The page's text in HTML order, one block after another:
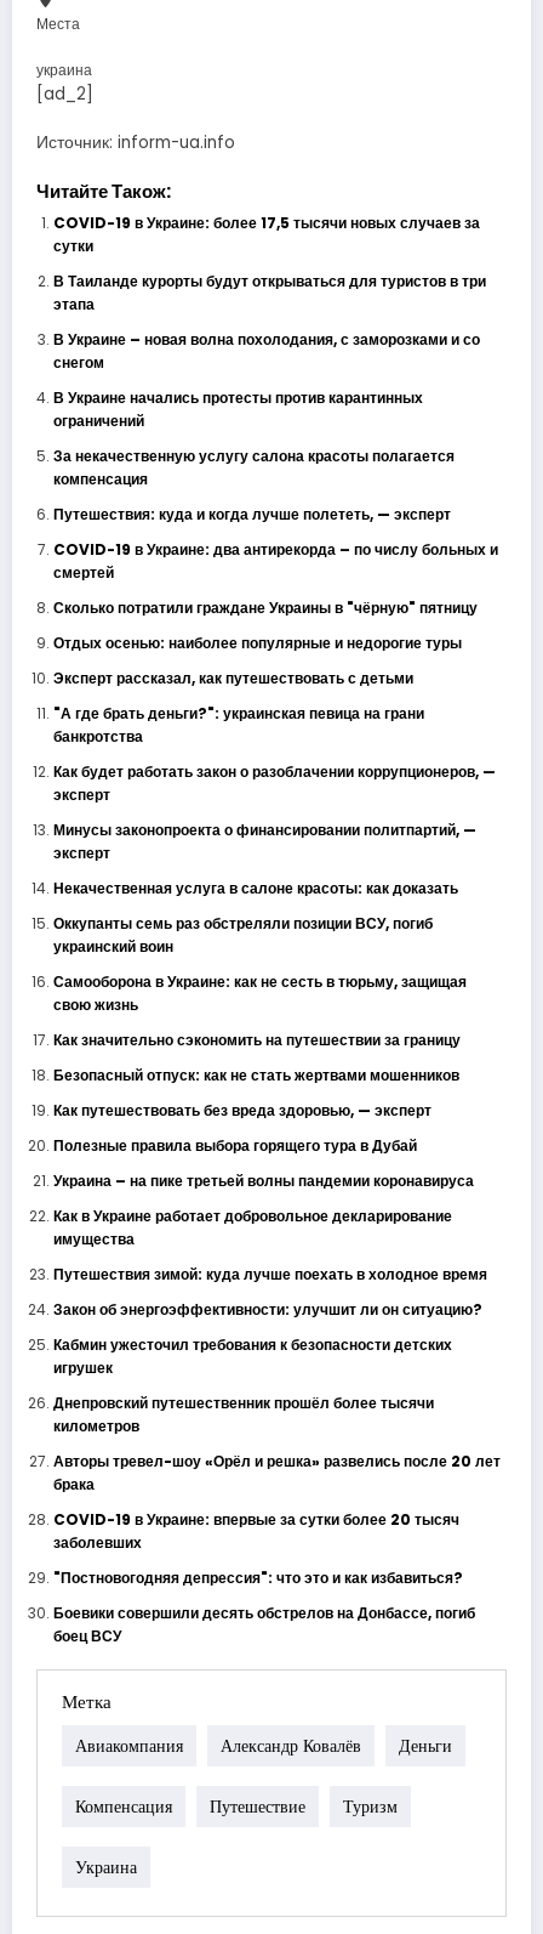
Места
украина
[ad_2]
Источник: inform-ua.info
Читайте Також:
COVID-19 в Украине: более 17,5 тысячи новых случаев за
сутки
В Таиланде курорты будут открываться для туристов в три
этапа
В Украине – новая волна похолодания, с заморозками и со
снегом
В Украине начались протесты против карантинных
ограничений
За некачественную услугу салона красоты полагается
компенсация
Путешествия: куда и когда лучше полететь, — эксперт
COVID-19 в Украине: два антирекорда – по числу больных и
смертей
Сколько потратили граждане Украины в "чёрную" пятницу
Отдых осенью: наиболее популярные и недорогие туры
Эксперт рассказал, как путешествовать с детьми
"А где брать деньги?": украинская певица на грани
банкротства
Как будет работать закон о разоблачении коррупционеров, —
эксперт
Минусы законопроекта о финансировании политпартий, —
эксперт
Некачественная услуга в салоне красоты: как доказать
Оккупанты семь раз обстреляли позиции ВСУ, погиб
украинский воин
Самооборона в Украине: как не сесть в тюрьму, защищая
свою жизнь
Как значительно сэкономить на путешествии за границу
Безопасный отпуск: как не стать жертвами мошенников
Как путешествовать без вреда здоровью, — эксперт
Полезные правила выбора горящего тура в Дубай
Украина – на пике третьей волны пандемии коронавируса
Как в Украине работает добровольное декларирование
имущества
Путешествия зимой: куда лучше поехать в холодное время
Закон об энергоэффективности: улучшит ли он ситуацию?
Кабмин ужесточил требования к безопасности детских
игрушек
Днепровский путешественник прошёл более тысячи
километров
Авторы тревел-шоу «Орёл и решка» развелись после 20 лет
брака
COVID-19 в Украине: впервые за сутки более 20 тысяч
заболевших
"Постновогодняя депрессия": что это и как избавиться?
Боевики совершили десять обстрелов на Донбассе, погиб
боец ВСУ
Метка
Авиакомпания Александр Ковалёв Деньги
Компенсация Путешествие Туризм
Украина